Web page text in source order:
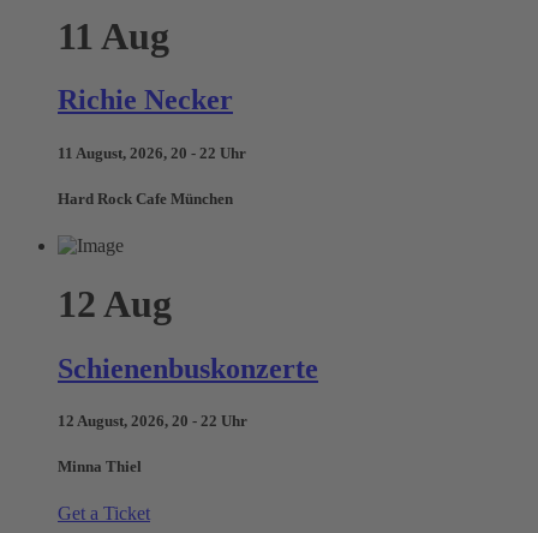
11 Aug
Richie Necker
11 August, 2026, 20 - 22 Uhr
Hard Rock Cafe München
12Aug
Schienenbuskonzerte
12 August, 2026, 20 - 22 Uhr
Minna Thiel
Get a Ticket